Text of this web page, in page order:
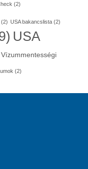
(2)
(2) USA bakancslista (2)
USA
Vízummentességi
(2)